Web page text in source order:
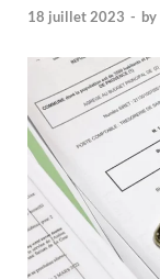
18 juillet 2023 - by